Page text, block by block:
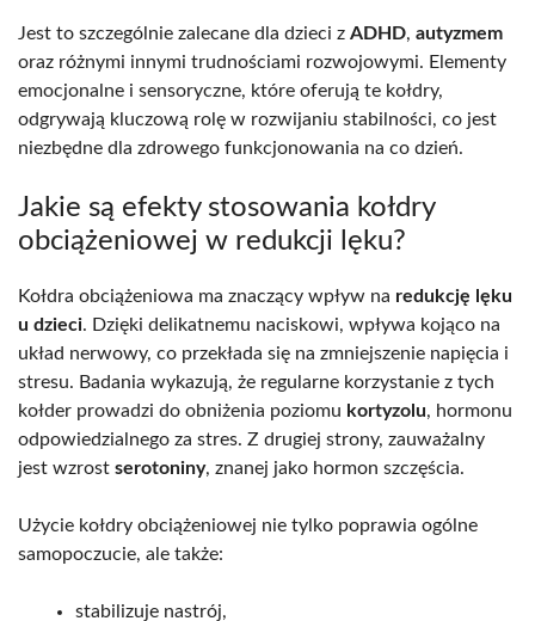
Jest to szczególnie zalecane dla dzieci z ADHD, autyzmem
oraz różnymi innymi trudnościami rozwojowymi. Elementy
emocjonalne i sensoryczne, które oferują te kołdry,
odgrywają kluczową rolę w rozwijaniu stabilności, co jest
niezbędne dla zdrowego funkcjonowania na co dzień.
Jakie są efekty stosowania kołdry
obciążeniowej w redukcji lęku?
Kołdra obciążeniowa ma znaczący wpływ na redukcję lęku
u dzieci. Dzięki delikatnemu naciskowi, wpływa kojąco na
układ nerwowy, co przekłada się na zmniejszenie napięcia i
stresu. Badania wykazują, że regularne korzystanie z tych
kołder prowadzi do obniżenia poziomu kortyzolu, hormonu
odpowiedzialnego za stres. Z drugiej strony, zauważalny
jest wzrost serotoniny, znanej jako hormon szczęścia.
Użycie kołdry obciążeniowej nie tylko poprawia ogólne
samopoczucie, ale także:
stabilizuje nastrój,